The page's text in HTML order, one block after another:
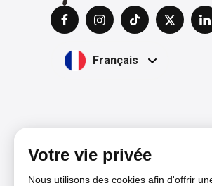
Votre vie privée
Nous utilisons des cookies afin d'offrir
Français
Films & Séries